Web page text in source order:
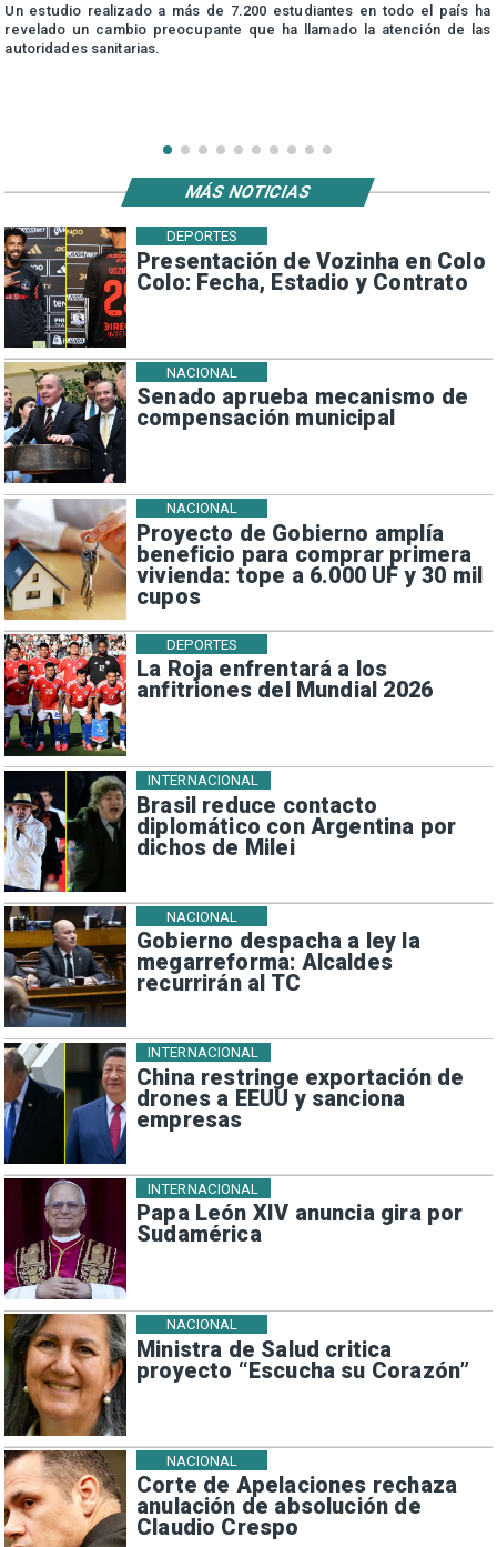
Un estudio realizado a más de 7.200 estudiantes en todo el país ha
revelado un cambio preocupante que ha llamado la atención de las
autoridades sanitarias.
Presentación de Vozinha en Colo
Colo: Fecha, Estadio y Contrato
DEPORTES
Senado aprueba mecanismo de
compensación municipal
NACIONAL
Proyecto de Gobierno amplía
beneficio para comprar primera
vivienda: tope a 6.000 UF y 30 mil
cupos
NACIONAL
La Roja enfrentará a los
anfitriones del Mundial 2026
DEPORTES
Brasil reduce contacto
diplomático con Argentina por
dichos de Milei
INTERNACIONAL
Gobierno despacha a ley la
megarreforma: Alcaldes
recurrirán al TC
NACIONAL
China restringe exportación de
drones a EEUU y sanciona
empresas
INTERNACIONAL
Papa León XIV anuncia gira por
Sudamérica
INTERNACIONAL
Ministra de Salud critica
proyecto “Escucha su Corazón”
NACIONAL
Corte de Apelaciones rechaza
anulación de absolución de
Claudio Crespo
NACIONAL
MÁS NOTICIAS